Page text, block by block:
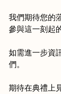
我們期待您的
參與這一刻起
如需進一步資
們。
期待在典禮上